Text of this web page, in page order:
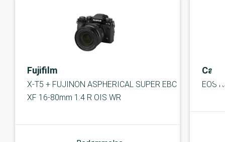
Fujifilm
X-T5 + FUJINON ASPHERICAL SUPER EBC
XF 16-80mm 1:4 R OIS WR
EOS